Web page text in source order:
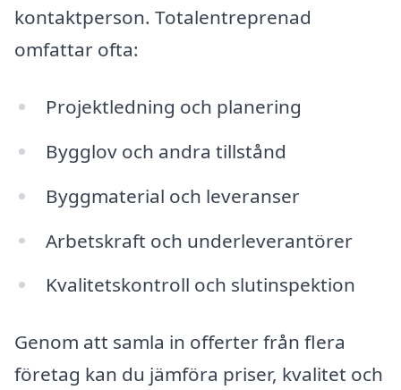
kontaktperson. Totalentreprenad
omfattar ofta:
Projektledning och planering
Bygglov och andra tillstånd
Byggmaterial och leveranser
Arbetskraft och underleverantörer
Kvalitetskontroll och slutinspektion
Genom att samla in offerter från flera
företag kan du jämföra priser, kvalitet och